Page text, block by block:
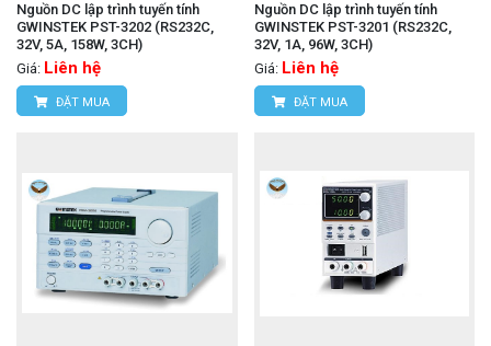
Nguồn DC lập trình tuyến tính
GWINSTEK PST-3202 (RS232C,
32V, 5A, 158W, 3CH)
Giá: Liên hệ
ĐẶT MUA
Nguồn DC lập trình tuyến tính
GWINSTEK PST-3201 (RS232C,
32V, 1A, 96W, 3CH)
Giá: Liên hệ
ĐẶT MUA